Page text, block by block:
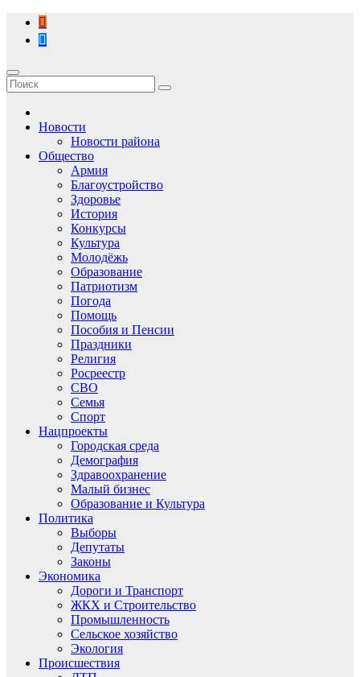
Перейти
содержимому
Новости
Новости района
Общество
Армия
Благоустройство
Здоровье
История
Конкурсы
Культура
Молодёжь
Образование
Патриотизм
Погода
Помощь
Пособия и Пенсии
Праздники
Религия
Росреестр
СВО
Семья
Спорт
Нацпроекты
Городская среда
Демография
Здравоохранение
Малый бизнес
Образование и Культура
Политика
Выборы
Депутаты
Законы
Экономика
Дороги и Транспорт
ЖКХ и Строительство
Промышленность
Сельское хозяйство
Экология
Происшествия